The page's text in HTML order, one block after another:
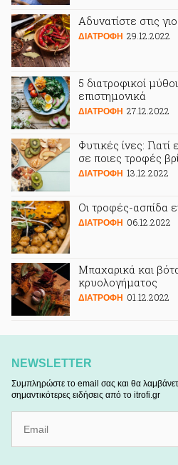
Αδυνατίστε στις
ΔΙΑΤΡΟΦΗ 29.12.2022
5 διατροφικοί
επιστημονικά
ΔΙΑΤΡΟΦΗ 27.12.2022
Φυτικές ίνες:
σε ποιες τροφές
ΔΙΑΤΡΟΦΗ 13.12.2022
Οι τροφές-ασπίδα
ΔΙΑΤΡΟΦΗ 06.12.2022
Μπαχαρικά και
κρυολογήματος
ΔΙΑΤΡΟΦΗ 01.12.2022
NEWSLETTER
Συμπληρώστε το email σας και θα
σημαντικότερες ειδήσεις από το itrofi.gr